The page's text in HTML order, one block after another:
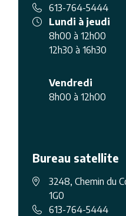
613-764-5444
Lundi à jeudi
8h00 à 12h00
12h30 à 16h30
Vendredi
8h00 à 12h00
Bureau satellite
3248, Chemin du
1G0
613-764-5444